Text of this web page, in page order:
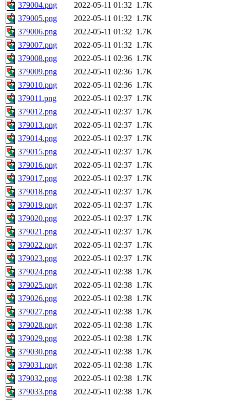
379004.png
2022-05-11 01:32 1.7K
379005.png
2022-05-11 01:32 1.7K
379006.png
2022-05-11 01:32 1.7K
379007.png
2022-05-11 01:32 1.7K
379008.png
2022-05-11 02:36 1.7K
379009.png
2022-05-11 02:36 1.7K
379010.png
2022-05-11 02:36 1.7K
379011.png
2022-05-11 02:37 1.7K
379012.png
2022-05-11 02:37 1.7K
379013.png
2022-05-11 02:37 1.7K
379014.png
2022-05-11 02:37 1.7K
379015.png
2022-05-11 02:37 1.7K
379016.png
2022-05-11 02:37 1.7K
379017.png
2022-05-11 02:37 1.7K
379018.png
2022-05-11 02:37 1.7K
379019.png
2022-05-11 02:37 1.7K
379020.png
2022-05-11 02:37 1.7K
379021.png
2022-05-11 02:37 1.7K
379022.png
2022-05-11 02:37 1.7K
379023.png
2022-05-11 02:37 1.7K
379024.png
2022-05-11 02:38 1.7K
379025.png
2022-05-11 02:38 1.7K
379026.png
2022-05-11 02:38 1.7K
379027.png
2022-05-11 02:38 1.7K
379028.png
2022-05-11 02:38 1.7K
379029.png
2022-05-11 02:38 1.7K
379030.png
2022-05-11 02:38 1.7K
379031.png
2022-05-11 02:38 1.7K
379032.png
2022-05-11 02:38 1.7K
379033.png
2022-05-11 02:38 1.7K